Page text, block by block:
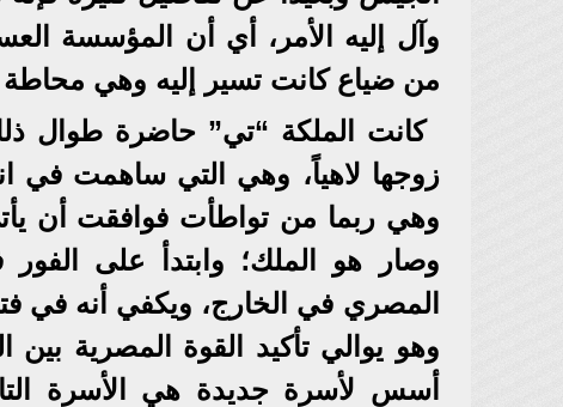
وآل إليه الأمر، أي أن المؤسسة
من ضياع كانت تسير إليه وهي
كانت الملكة “تي” حاضرة طوال
زوجها لاهياً، وهي التي ساهمت في
وهي ربما من تواطأت فوافقت أن
وصار هو الملك؛ وابتدأ على الفور
المصري في الخارج، ويكفي أنه في
وهو يوالي تأكيد القوة المصرية
أسس لأسرة جديدة هي الأسرة